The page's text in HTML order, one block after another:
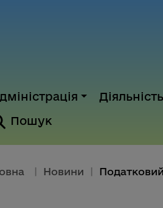
Діяльність
Пошук
Новини